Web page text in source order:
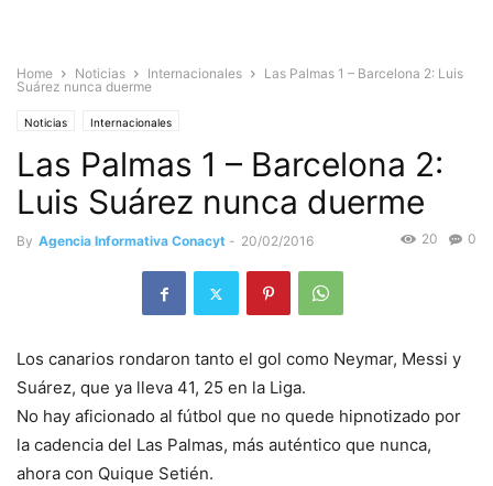
Home Noticias Internacionales
Las Palmas 1 – Barcelona 2: Luis
Suárez nunca duerme
Noticias Internacionales
Las Palmas 1 – Barcelona 2:
Luis Suárez nunca duerme
By Agencia Informativa Conacyt - 20/02/2016 0
20
Los canarios rondaron tanto el gol como Neymar, Messi y
Suárez, que ya lleva 41, 25 en la Liga.
No hay aficionado al fútbol que no quede hipnotizado por
la cadencia del Las Palmas, más auténtico que nunca,
ahora con Quique Setién.